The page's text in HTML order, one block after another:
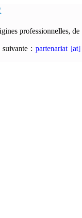
professionnelles,
: partenariat